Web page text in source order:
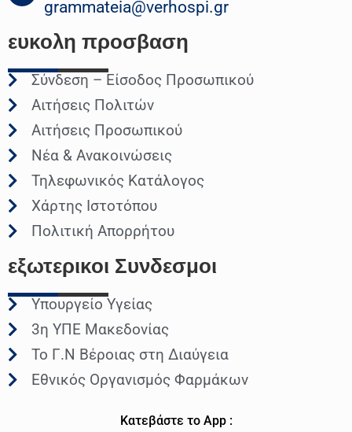
grammateia@verhospi.gr
ευκολη προσβαση
Σύνδεση – Είσοδος Προσωπικού
Αιτήσεις Πολιτών
Αιτήσεις Προσωπικού
Νέα & Ανακοινώσεις
Τηλεφωνικός Κατάλογος
Χάρτης Ιστοτόπου
Πολιτική Απορρήτου
εξωτερικοι Συνδεσμοι
Υπουργείο Υγείας
3η ΥΠΕ Μακεδονίας
Το Γ.Ν Βέροιας στη Διαύγεια
Εθνικός Οργανισμός Φαρμάκων
Κατεβάστε το App :